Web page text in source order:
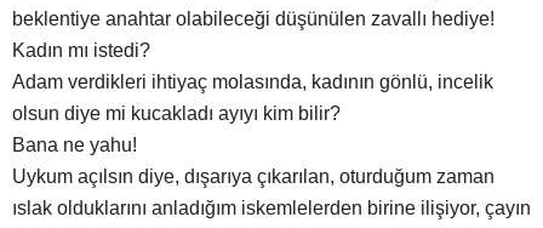
beklentiye anahtar olabileceği düşünülen zavallı hediye!
Kadın mı istedi?
Adam verdikleri ihtiyaç molasında, kadının gönlü, incelik
olsun diye mi kucakladı ayıyı kim bilir?
Bana ne yahu!
Uykum açılsın diye, dışarıya çıkarılan, oturduğum zaman
ıslak olduklarını anladığım iskemlelerden birine ilişiyor, çayın